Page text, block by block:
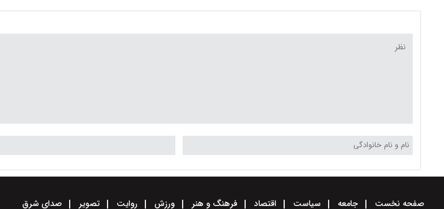
صفحه نخست جامعه سیاست اقتصاد فرهنگ و هنر ورزش روایت تصویر صدای شرق